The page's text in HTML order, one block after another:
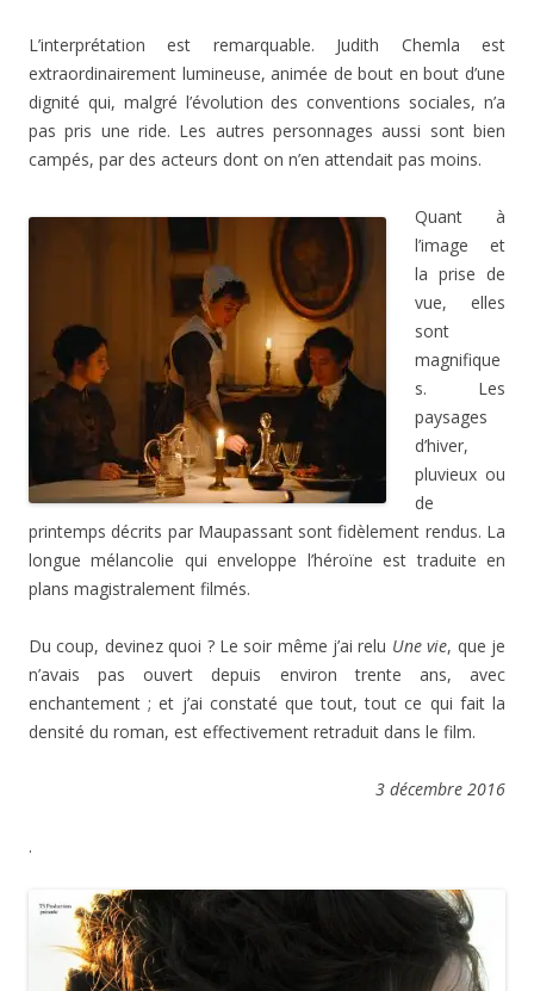
L’interprétation est remarquable. Judith Chemla est
extraordinairement lumineuse, animée de bout en bout d’une
dignité qui, malgré l’évolution des conventions sociales, n’a
pas pris une ride. Les autres personnages aussi sont bien
campés, par des acteurs dont on n’en attendait pas moins.
Quant à
l’image et
la prise de
vue, elles
sont
magnifique
s. Les
paysages
d’hiver,
pluvieux ou
de
printemps décrits par Maupassant sont fidèlement rendus. La
longue mélancolie qui enveloppe l’héroïne est traduite en
plans magistralement filmés.
Du coup, devinez quoi ? Le soir même j’ai relu Une vie, que je
n’avais pas ouvert depuis environ trente ans, avec
enchantement ; et j’ai constaté que tout, tout ce qui fait la
densité du roman, est effectivement retraduit dans le film.
3 décembre 2016
.